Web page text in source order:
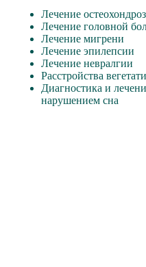
Лечение
Лечение головной
Лечение мигрени
Лечение эпилепсии
Лечение невралгии
Расстройства
Диагностика и
нарушением сна